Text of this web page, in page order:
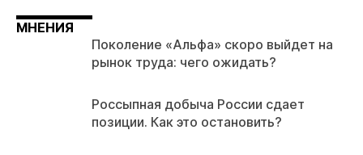
МНЕНИЯ
Поколение «Альфа» скоро выйдет на
рынок труда: чего ожидать?
Россыпная добыча России сдает
позиции. Как это остановить?